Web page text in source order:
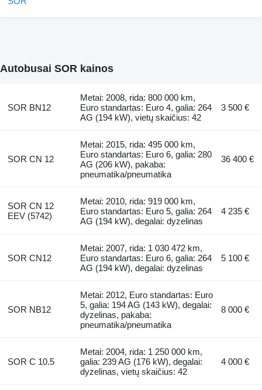
Autobusai SOR kainos
SOR BN12
Metai: 2008, rida: 800 000 km,
Euro standartas: Euro 4, galia: 264
AG (194 kW), vietų skaičius: 42
3 500 €
SOR CN 12
Metai: 2015, rida: 495 000 km,
Euro standartas: Euro 6, galia: 280
AG (206 kW), pakaba:
pneumatika/pneumatika
36 400 €
SOR CN 12
EEV (5742)
Metai: 2010, rida: 919 000 km,
Euro standartas: Euro 5, galia: 264
AG (194 kW), degalai: dyzelinas
4 235 €
SOR CN12
Metai: 2007, rida: 1 030 472 km,
Euro standartas: Euro 6, galia: 264
AG (194 kW), degalai: dyzelinas
5 100 €
SOR NB12
Metai: 2012, Euro standartas: Euro
5, galia: 194 AG (143 kW), degalai:
dyzelinas, pakaba:
pneumatika/pneumatika
8 000 €
SOR C 10.5
Metai: 2004, rida: 1 250 000 km,
galia: 239 AG (176 kW), degalai:
dyzelinas, vietų skaičius: 42
4 000 €